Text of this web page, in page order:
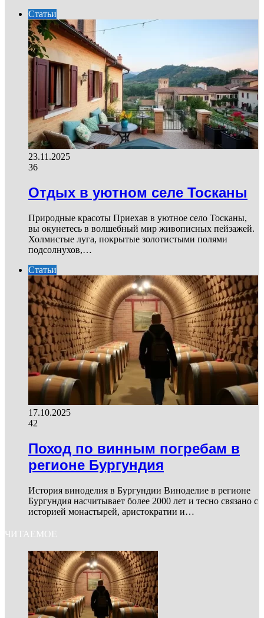
Статьи
23.11.2025
36
Отдых в уютном селе Тосканы
Природные красоты Приехав в уютное село Тосканы,
вы окунетесь в волшебный мир живописных пейзажей.
Холмистые луга, покрытые золотистыми полями
подсолнухов,…
Статьи
17.10.2025
42
Поход по винным погребам в
регионе Бургундия
История виноделия в Бургундии Виноделие в регионе
Бургундия насчитывает более 2000 лет и тесно связано с
историей монастырей, аристократии и…
ЧИТАЕМОЕ